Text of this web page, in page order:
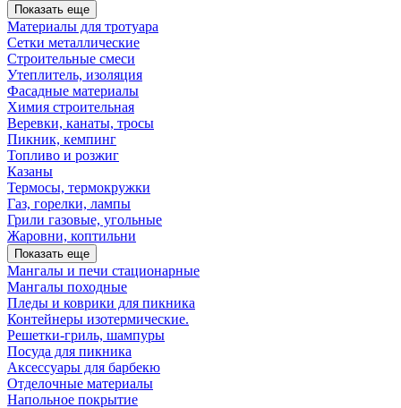
Показать еще
Материалы для тротуара
Сетки металлические
Строительные смеси
Утеплитель, изоляция
Фасадные материалы
Химия строительная
Веревки, канаты, тросы
Пикник, кемпинг
Топливо и розжиг
Казаны
Термосы, термокружки
Газ, горелки, лампы
Грили газовые, угольные
Жаровни, коптильни
Показать еще
Мангалы и печи стационарные
Мангалы походные
Пледы и коврики для пикника
Контейнеры изотермические.
Решетки-гриль, шампуры
Посуда для пикника
Аксессуары для барбекю
Отделочные материалы
Напольное покрытие